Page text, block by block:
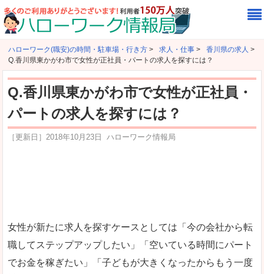
ハローワーク(職安)の時間・駐車場・行き方 > 求人・仕事 > 香川県の求人 >
Q.香川県東かがわ市で女性が正社員・パートの求人を探すには？
Q.香川県東かがわ市で女性が正社員・
パートの求人を探すには？
［更新日］ 2018年10月23日 ハローワーク情報局
女性が新たに求人を探すケースとしては「今の会社から転
職してステップアップしたい」「空いている時間にパート
でお金を稼ぎたい」「子どもが大きくなったからもう一度